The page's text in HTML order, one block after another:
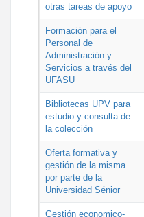
otras tareas de apoyo
Formación para el
Personal de
Administración y
Servicios a través del
UFASU
Bibliotecas UPV para
estudio y consulta de
la colección
Oferta formativa y
gestión de la misma
por parte de la
Universidad Sénior
Gestión economico-